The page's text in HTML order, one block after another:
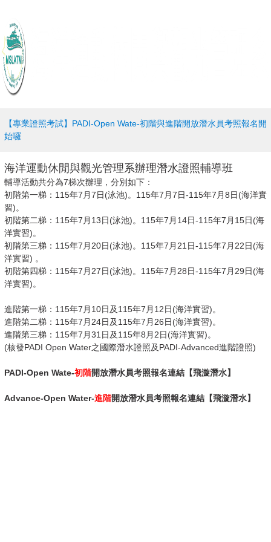
【專業證照考試】PADI-Open Wate-初階與進階開放潛水員考照報名開
始囉
海洋運動休閒與觀光管理系辦理潛水證照輔導班
輔導活動共分為7梯次辦理，分別如下：
初階第一梯：115年7月7日(泳池)。115年7月7日-115年7月8日(海洋實
習)。
初階第二梯：115年7月13日(泳池)。115年7月14日-115年7月15日(海
洋實習)。
初階第三梯：115年7月20日(泳池)。115年7月21日-115年7月22日(海
洋實習) 。
初階第四梯：115年7月27日(泳池)。115年7月28日-115年7月29日(海
洋實習)。
進階第一梯：115年7月10日及115年7月12日(海洋實習)。
進階第二梯：115年7月24日及115年7月26日(海洋實習)。
進階第三梯：115年7月31日及115年8月2日(海洋實習)。
(核發PADI Open Water之國際潛水證照及PADI-Advanced進階證照)
PADI-Open Wate-初階開放潛水員考照報名連結【飛漩潛水】
Advance-Open Water-進階開放潛水員考照報名連結【飛漩潛水】